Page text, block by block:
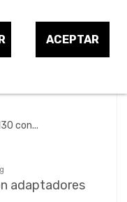
ACEPTAR
Ordenar por: 24
adaptadores